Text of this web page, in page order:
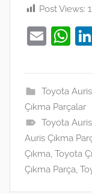
Post Views:
E
l
W
s
A
p
p
Toyota
Çıkma Parçalar
Toyota
Auris Çıkma
Çıkma, Toyota
Çıkma Parça,